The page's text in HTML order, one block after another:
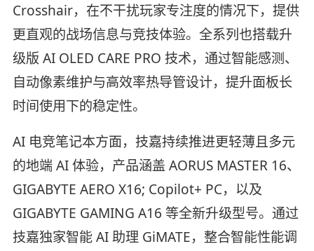
Crosshair，在不干扰玩家专注度的情况下，提供
更直观的战场信息与竞技体验。全系列也搭载升
级版 AI OLED CARE PRO 技术，通过智能感测、
自动像素维护与高效率热导管设计，提升面板长
时间使用下的稳定性。
AI 电竞笔记本方面，技嘉持续推进更轻薄且多元
的地端 AI 体验，产品涵盖 AORUS MASTER 16、
GIGABYTE AERO X16; Copilot+ PC，以及
GIGABYTE GAMING A16 等全新升级型号。通过
技嘉独家智能 AI 助理 GiMATE，整合智能性能调